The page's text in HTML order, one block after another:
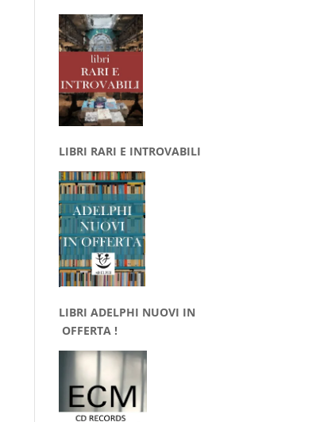
LIBRI RARI E INTROVABILI
LIBRI ADELPHI NUOVI IN
OFFERTA !